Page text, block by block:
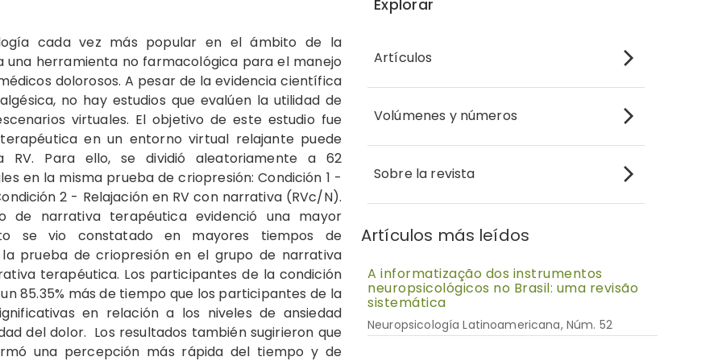
cada vez más popular en el ámbito de la
una herramienta no farmacológica para el manejo
dolorosos. A pesar de la evidencia científica
no hay estudios que evalúen la utilidad de
virtuales. El objetivo de este estudio fue
en un entorno virtual relajante puede
RV. Para ello, se dividió aleatoriamente a 62
en la misma prueba de criopresión: Condición 1 -
2 - Relajación en RV con narrativa (RVc/N).
de narrativa terapéutica evidenció una mayor
se vio constatado en mayores tiempos de
prueba de criopresión en el grupo de narrativa
terapéutica. Los participantes de la condición
85.35% más de tiempo que los participantes de la
en relación a los niveles de ansiedad
del dolor. Los resultados también sugirieron que
una percepción más rápida del tiempo y de
Explorar
Artículos
Volúmenes y números
Sobre la revista
Artículos más leídos
A informatização dos instrumentos
neuropsicológicos no Brasil: uma revisão
sistemática
Neuropsicología Latinoamericana, Núm. 52